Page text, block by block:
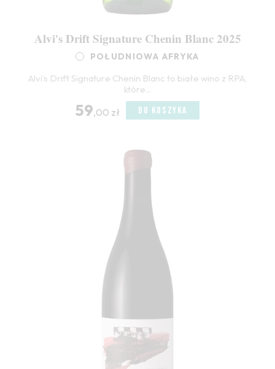
Alvi's Drift Signature Chenin Blanc 2025
POŁUDNIOWA AFRYKA
Alvi’s Drift Signature Chenin Blanc to białe wino z RPA,
które...
59,00 zł DO KOSZYKA